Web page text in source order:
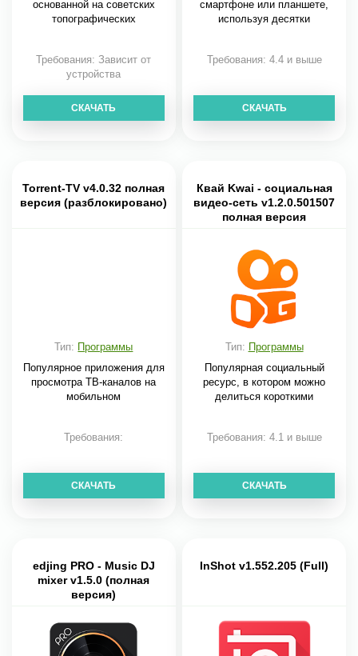
основанной на советских
топографических
Требования: Зависит от
устройства
СКАЧАТЬ
смартфоне или планшете,
используя десятки
Требования: 4.4 и выше
СКАЧАТЬ
Torrent-TV v4.0.32 полная
версия (разблокировано)
Тип: Программы
Популярное приложения для
просмотра ТВ-каналов на
мобильном
Требования:
СКАЧАТЬ
Квай Kwai - cоциальная
видео-сеть v1.2.0.501507
полная версия
Тип: Программы
Популярная социальный
ресурс, в котором можно
делиться короткими
Требования: 4.1 и выше
СКАЧАТЬ
edjing PRO - Music DJ
mixer v1.5.0 (полная
версия)
InShot v1.552.205 (Full)